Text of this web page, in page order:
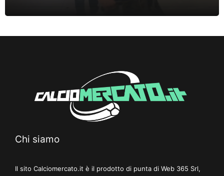
Chi siamo
Il sito Calciomercato.it è il prodotto di punta di Web 365 Srl,